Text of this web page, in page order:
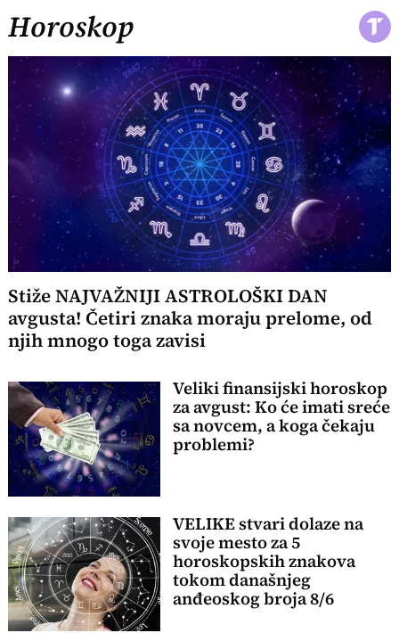
Horoskop
Stiže NAJVAŽNIJI ASTROLOŠKI DAN
avgusta! Četiri znaka moraju prelome, od
njih mnogo toga zavisi
Veliki finansijski horoskop
za avgust: Ko će imati sreće
sa novcem, a koga čekaju
problemi?
VELIKE stvari dolaze na
svoje mesto za 5
horoskopskih znakova
tokom današnjeg
anđeoskog broja 8/6